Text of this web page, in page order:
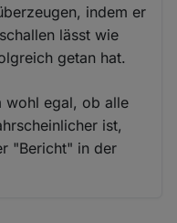
indem er
lässt wie
getan hat.
wohl egal, ob alle
ist,
"Bericht" in der